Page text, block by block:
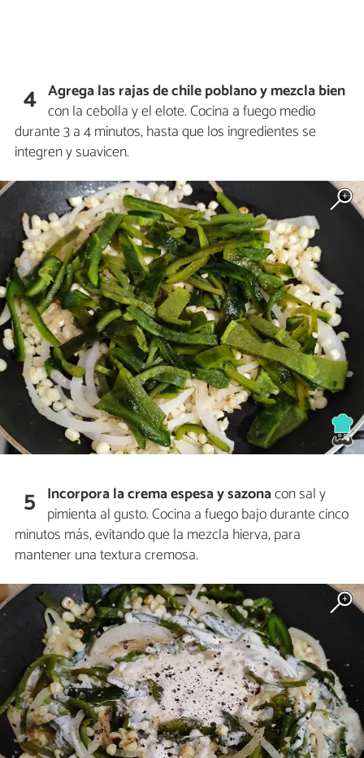
4 Agrega las rajas de chile poblano y mezcla bien
con la cebolla y el elote. Cocina a fuego medio
durante 3 a 4 minutos, hasta que los ingredientes se
integren y suavicen.
5 Incorpora la crema espesa y sazonacon sal y
pimienta al gusto. Cocina a fuego bajo durante cinco
minutos más, evitando que la mezcla hierva, para
mantener una textura cremosa.